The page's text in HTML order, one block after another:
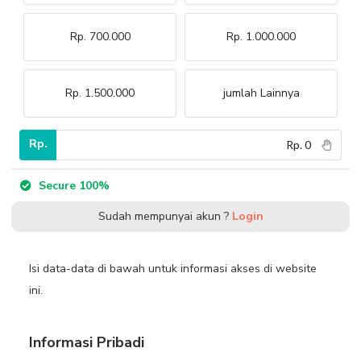
Rp. 700.000 Rp. 1.000.000
Rp. 1.500.000 jumlah Lainnya
Rp.
Secure 100%
Sudah mempunyai akun ? Login
Isi data-data di bawah untuk informasi akses di website
ini.
Informasi Pribadi